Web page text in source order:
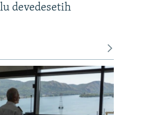
devedesetih